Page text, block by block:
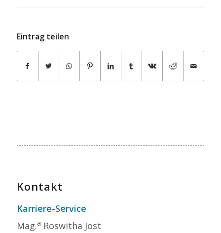
Eintrag teilen
Kontakt
Karriere-Service
Mag.a Roswitha Jost